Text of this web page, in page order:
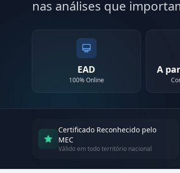
nas análises que
EAD
100% Online
A
Certificado Reconhecido pelo
MEC
Válido em todo território nacional